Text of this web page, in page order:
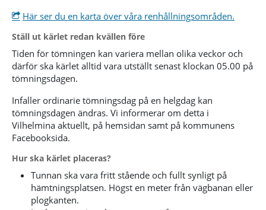
Här ser du en karta över våra renhållningsområden.
Ställ ut kärlet redan kvällen före
Tiden för tömningen kan variera mellan olika veckor och
därför ska kärlet alltid vara utställt senast klockan 05.00 på
tömningsdagen.
Infaller ordinarie tömningsdag på en helgdag kan
tömningsdagen ändras. Vi informerar om detta i
Vilhelmina aktuellt, på hemsidan samt på kommunens
Facebooksida.
Hur ska kärlet placeras?
Tunnan ska vara fritt stående och fullt synligt på
hämtningsplatsen. Högst en meter från vägbanan eller
plogkanten.